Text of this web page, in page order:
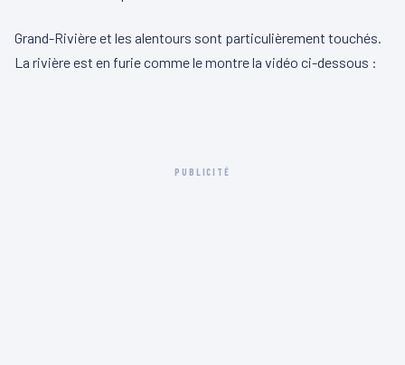
Grand-Rivière et les alentours sont particulièrement touchés.
La rivière est en furie comme le montre la vidéo ci-dessous :
PUBLICITÉ